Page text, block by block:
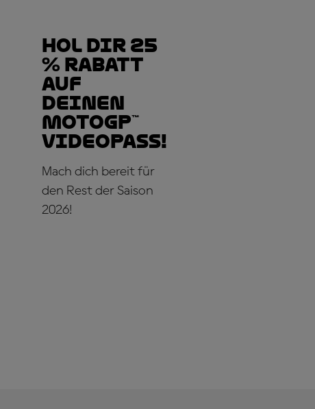
Hol dir 25
% Rabatt
auf
deinen
MotoGP™
VideoPass!
Mach dich bereit für
den Rest der Saison
2026!